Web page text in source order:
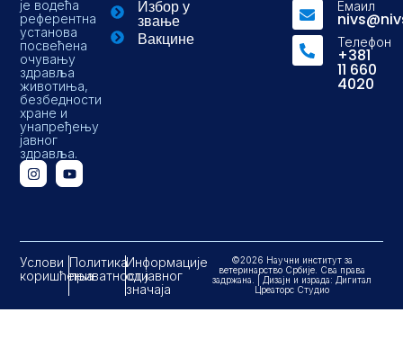
је водећа
референтна
установа
посвећена
очувању
здравља
животиња,
безбедности
хране и
унапређењу
јавног
здравља.
Избор у
звање
Вакцине
Емаил
Телефон
+381
11 660
4020
Услови
коришћења
Политика
приватности
Информације
од јавног
значаја
©2026 Научни институт за
ветеринарство Србије. Сва права
задржана. | Дизајн и израда: Дигитал
Цреаторс Студио